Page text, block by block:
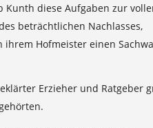
Kunth diese Aufgaben zur
beträchtlichen Nachlasses,
Hofmeister einen
Erzieher und Ratgeber